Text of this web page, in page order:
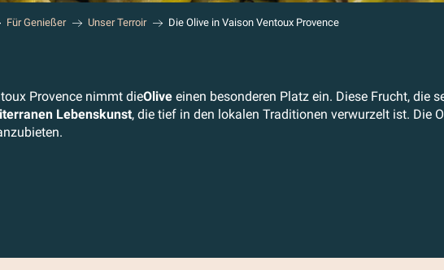
Für Genießer Unser Terroir Die Olive in Vaison Ventoux Provence
Provence nimmt dieOlive einen besonderen Platz ein. Diese Frucht, die
Lebenskunst, die tief in den lokalen Traditionen verwurzelt ist. Die
favoris